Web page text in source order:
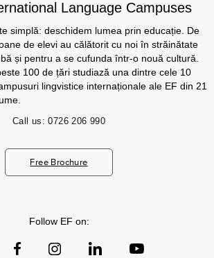
Language Campuses
simplă: deschidem lumea prin educație. De
de elevi au călătorit cu noi în străinătate
și pentru a se cufunda într-o nouă cultură.
100 de țări studiază una dintre cele 10
lingvistice internaționale ale EF din 21
Call us: 0726 206 990
Free Brochure
Follow EF on: